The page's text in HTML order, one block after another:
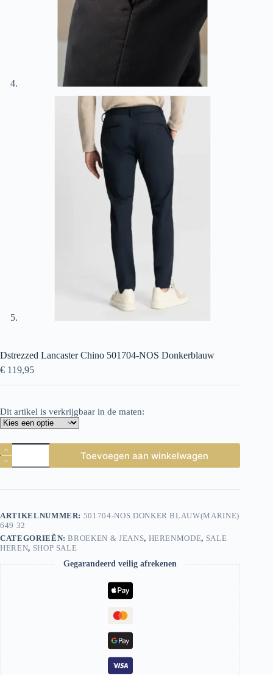
Dstrezzed Lancaster Chino 501704-NOS Donkerblauw
€ 119,95
Dit artikel is verkrijgbaar in de maten:
Dstrezzed
Lancaster
Chino
NOS
Toevoegen aan winkelwagen
ARTIKELNUMMER: 501704-NOS DONKER BLAUW(MARINE)
649 32
CATEGORIEËN:BROEKEN & JEANS, HERENMODE, SALE
HEREN, SHOP SALE
Gegarandeerd veilig afrekenen